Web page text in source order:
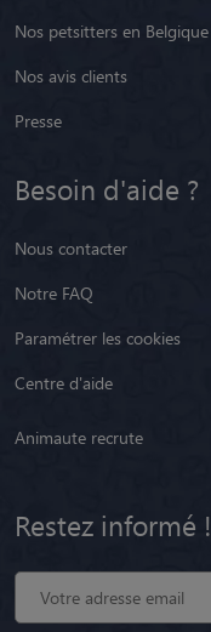
Nos petsitters en Belgique
Nos avis clients
Presse
Besoin d'aide ?
Nous contacter
Notre FAQ
Paramétrer les cookies
Centre d'aide
Animaute recrute
Restez informé !